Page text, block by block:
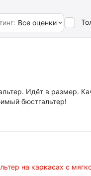
Все оценки
Идёт в размер.
бюстгальтер!
на каркасах с